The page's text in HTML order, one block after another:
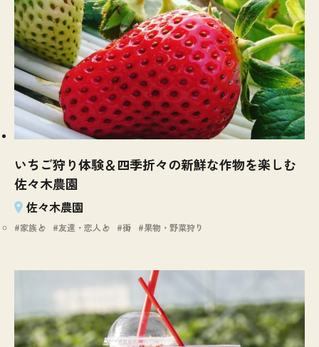
いちご狩り体験＆四季折々の新鮮な作物を楽しむ
佐々木農園
佐々木農園
家族と 友達・恋人と 街 果物・野菜狩り